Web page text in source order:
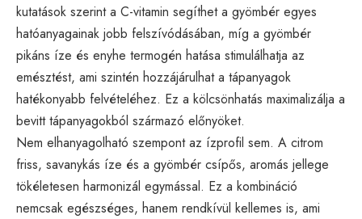
kutatások szerint a C-vitamin segíthet a gyömbér egyes
hatóanyagainak jobb felszívódásában, míg a gyömbér
pikáns íze és enyhe termogén hatása stimulálhatja az
emésztést, ami szintén hozzájárulhat a tápanyagok
hatékonyabb felvételéhez. Ez a kölcsönhatás maximalizálja a
bevitt tápanyagokból származó előnyöket.
Nem elhanyagolható szempont az ízprofil sem. A citrom
friss, savanykás íze és a gyömbér csípős, aromás jellege
tökéletesen harmonizál egymással. Ez a kombináció
nemcsak egészséges, hanem rendkívül kellemes is, ami